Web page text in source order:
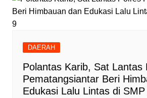
DAERAH
Polantas Karib, Sat Lantas
Pematangsiantar Beri
Edukasi Lalu Lintas di